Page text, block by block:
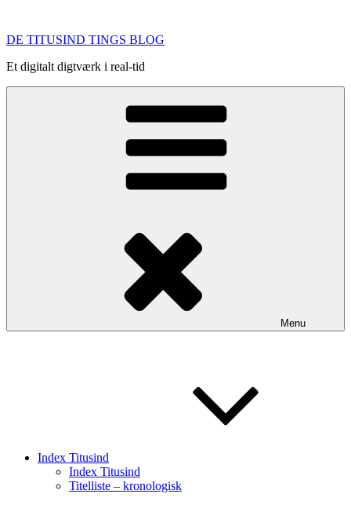
indhold
DE TITUSIND TINGS BLOG
Et digitalt digtværk i real-tid
Menu
Index Titusind
Index Titusind
Titelliste – kronologisk